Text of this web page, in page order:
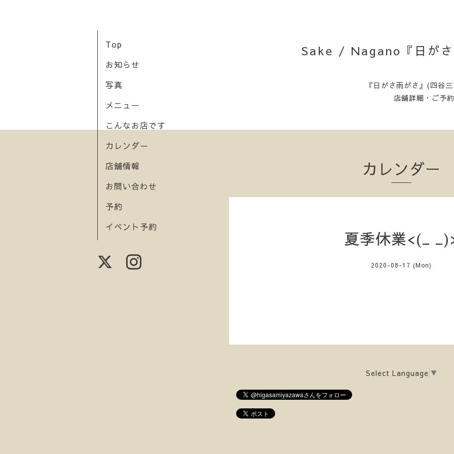
Sake / Nagano『日がさ
『日がさ雨がさ』(四谷
店舗詳細・ご予
Top
お知らせ
写真
メニュー
こんなお店です
カレンダー
店舗情報
お問い合わせ
予約
イベント予約
カレンダー
夏季休業<(_
2020-08-17 (Mon)
Select Language ▼